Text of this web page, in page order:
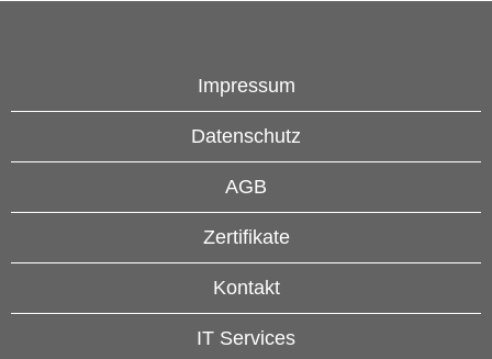
Impressum
Datenschutz
AGB
Zertifikate
Kontakt
IT Services